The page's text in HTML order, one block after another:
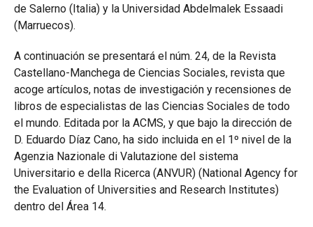
de Salerno (Italia) y la Universidad Abdelmalek Essaadi
(Marruecos).
A continuación se presentará el núm. 24, de la Revista
Castellano-Manchega de Ciencias Sociales, revista que
acoge artículos, notas de investigación y recensiones de
libros de especialistas de las Ciencias Sociales de todo
el mundo. Editada por la ACMS, y que bajo la dirección de
D. Eduardo Díaz Cano, ha sido incluida en el 1º nivel de la
Agenzia Nazionale di Valutazione del sistema
Universitario e della Ricerca (ANVUR) (National Agency for
the Evaluation of Universities and Research Institutes)
dentro del Área 14.